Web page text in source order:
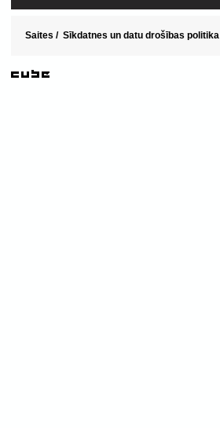
Saites / Sīkdatnes un datu drošības politika